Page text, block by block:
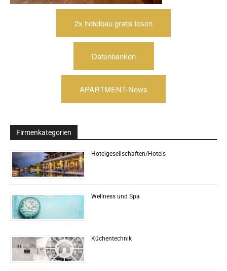
2x hotelbau gratis lesen
Datenbanken
APARTMENT-News
Firmenkategorien
Hotelgesellschaften/Hotels
Wellness und Spa
Küchentechnik